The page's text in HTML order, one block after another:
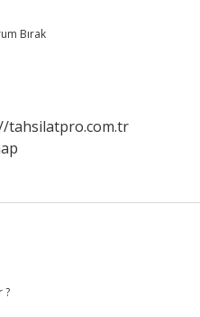
Bırak
tahsilatpro.com.tr
?